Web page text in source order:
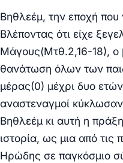
Βηθλεέμ, την εποχή που
Βλέποντας ότι είχε
Μάγους(Μτθ.2,16-18), ο
θανάτωση όλων των
μέρας(0) μέχρι δυο
αναστεναγμοί
Βηθλεέμ κι αυτή η
ιστορία, ως μια από τις
Ηρώδης σε παγκόσμιο